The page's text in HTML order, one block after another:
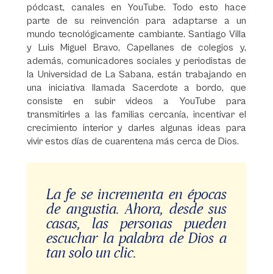
pódcast, canales en YouTube. Todo esto hace
parte de su reinvención para adaptarse a un
mundo tecnológicamente cambiante. Santiago Villa
y Luis Miguel Bravo, Capellanes de colegios y,
además, comunicadores sociales y periodistas de
la Universidad de La Sabana, están trabajando en
una iniciativa llamada Sacerdote a bordo, que
consiste en subir videos a YouTube para
transmitirles a las familias cercanía, incentivar el
crecimiento interior y darles algunas ideas para
vivir estos días de cuarentena más cerca de Dios.
La fe se incrementa en épocas
de angustia. Ahora, desde sus
casas, las personas pueden
escuchar la palabra de Dios a
tan solo un clic.